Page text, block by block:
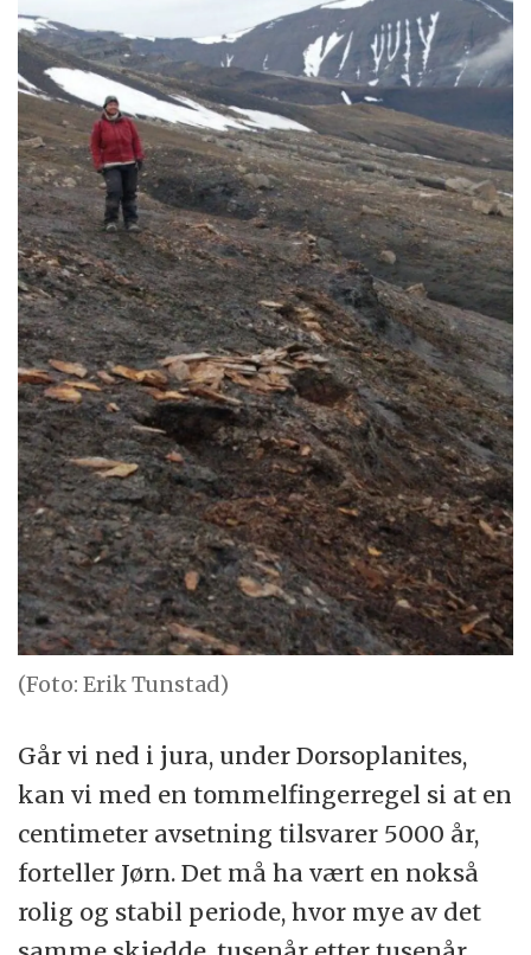
(Foto: Erik Tunstad)
Går vi ned i jura, under Dorsoplanites,
kan vi med en tommelfingerregel si at en
centimeter avsetning tilsvarer 5000 år,
forteller Jørn. Det må ha vært en nokså
rolig og stabil periode, hvor mye av det